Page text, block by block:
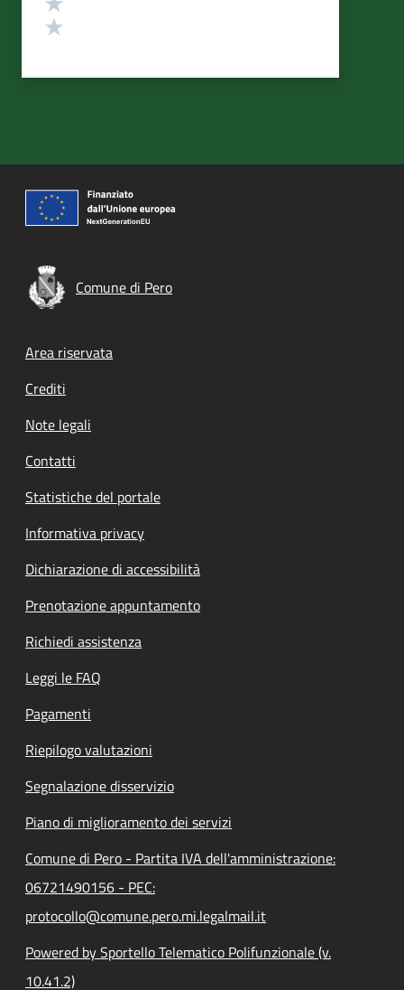
Comune di Pero
Footer menu
Area riservata
Crediti
Note legali
Contatti
Statistiche del portale
Informativa privacy
Dichiarazione di accessibilità
Prenotazione appuntamento
Richiedi assistenza
Leggi le FAQ
Pagamenti
Riepilogo valutazioni
Segnalazione disservizio
Piano di miglioramento dei servizi
Comune di Pero - Partita IVA dell'amministrazione:
06721490156 - PEC:
protocollo@comune.pero.mi.legalmail.it
Powered by Sportello Telematico Polifunzionale (v.
10.41.2)